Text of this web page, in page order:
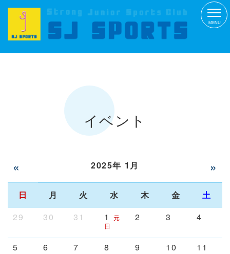
MENU
イベント
« 2025年 1月 »
日 月 火 水 木 金
土
29
30 31 1
元
日
2 3 4
5 6 7 8 9 10 11